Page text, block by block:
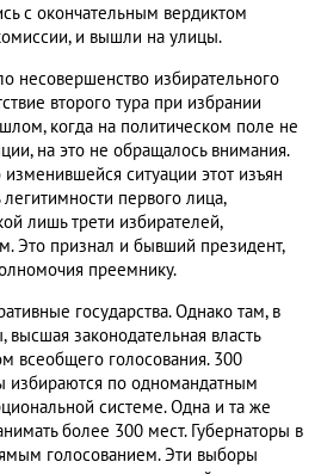
с окончательным вердиктом
и вышли на улицы.
несовершенство избирательного
второго тура при избрании
когда на политическом поле не
на это не обращалось внимания.
ситуации этот изъян
первого лица,
лишь трети избирателей,
Это признал и бывший президент,
преемнику.
государства. Однако там, в
законодательная власть
всеобщего голосования. 300
избираются по одномандатным
системе. Одна и та же
более 300 мест. Губернаторы в
голосованием. Эти выборы